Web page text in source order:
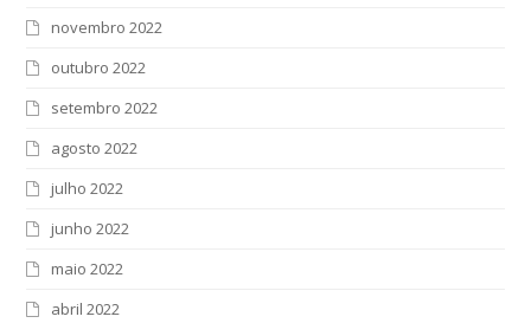
novembro 2022
outubro 2022
setembro 2022
agosto 2022
julho 2022
junho 2022
maio 2022
abril 2022